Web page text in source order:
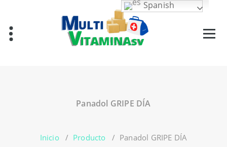
contenido
Panadol GRIPE DÍA
Inicio/ Producto / Panadol GRIPE DÍA
Spanish